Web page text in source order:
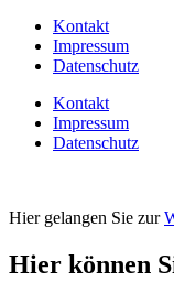
Kontakt
Impressum
Datenschutz
Kontakt
Impressum
Datenschutz
Hier gelangen Sie zur
Hier können